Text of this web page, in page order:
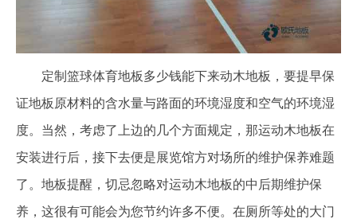
定制篮球体育地板多少钱能下来动木地板，要提早保
证地板原材料的含水量与路面的环境湿度和空气的环境湿
度。当然，考虑了上边的几个方面规定，那运动木地板在
安装进行后，接下去便是展览馆方对场所的维护保养难题
了。地板提醒，切忌忽略对运动木地板的中后期维护保
养，这很有可能会为您节约许多不便。在厕所等处的大门